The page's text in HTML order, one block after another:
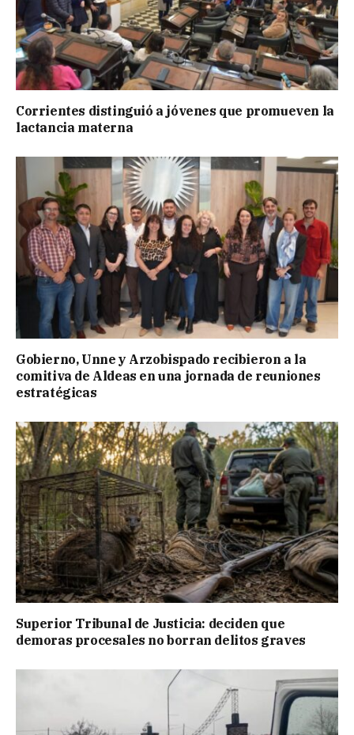
Corrientes distinguió a jóvenes que promueven la
lactancia materna
Gobierno, Unne y Arzobispado recibieron a la
comitiva de Aldeas en una jornada de reuniones
estratégicas
Superior Tribunal de Justicia: deciden que
demoras procesales no borran delitos graves